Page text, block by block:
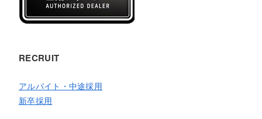
RECRUIT
アルバイト・中途採用
新卒採用